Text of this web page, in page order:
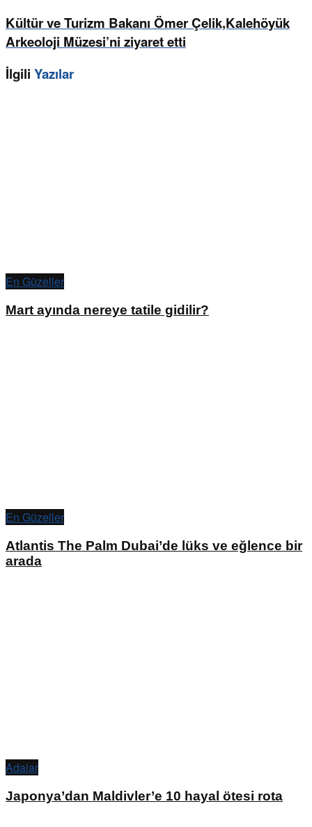
Kültür ve Turizm Bakanı Ömer Çelik,Kalehöyük
Arkeoloji Müzesi’ni ziyaret etti
İlgili Yazılar
En Güzeller
Mart ayında nereye tatile gidilir?
En Güzeller
Atlantis The Palm Dubai’de lüks ve eğlence bir
arada
Adalar
Japonya’dan Maldivler’e 10 hayal ötesi rota